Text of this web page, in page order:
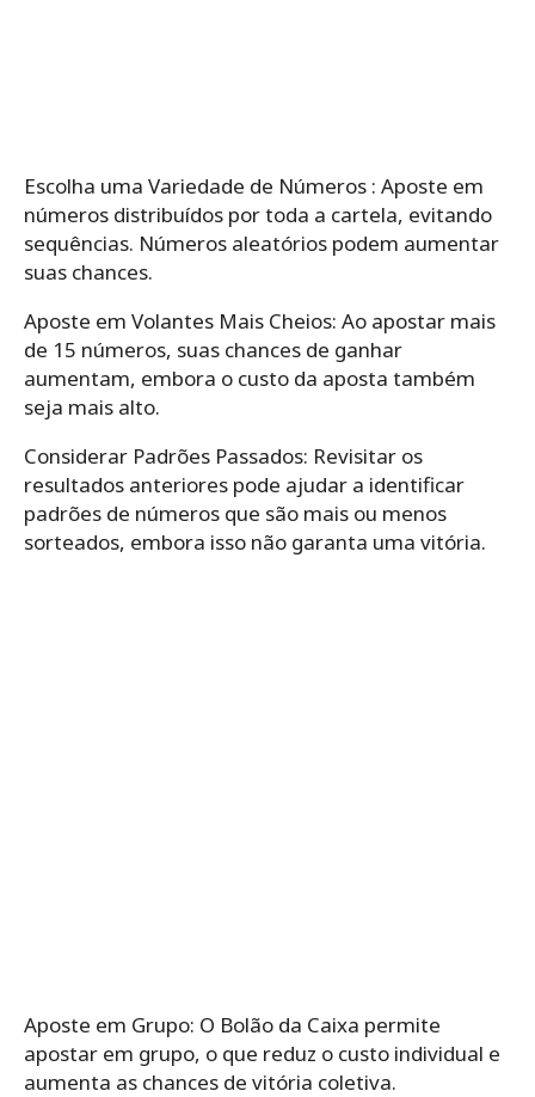
Escolha uma Variedade de Números : Aposte em
números distribuídos por toda a cartela, evitando
sequências. Números aleatórios podem aumentar
suas chances.
Aposte em Volantes Mais Cheios: Ao apostar mais
de 15 números, suas chances de ganhar
aumentam, embora o custo da aposta também
seja mais alto.
Considerar Padrões Passados: Revisitar os
resultados anteriores pode ajudar a identificar
padrões de números que são mais ou menos
sorteados, embora isso não garanta uma vitória.
Aposte em Grupo: O Bolão da Caixa permite
apostar em grupo, o que reduz o custo individual e
aumenta as chances de vitória coletiva.